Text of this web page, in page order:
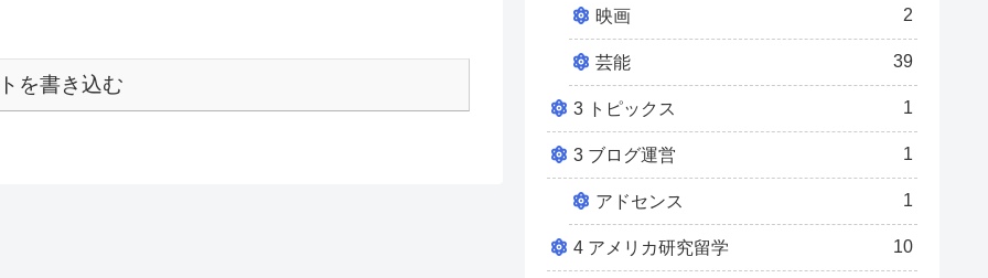
を書き込む
映画 2
芸能 39
3 トピックス 1
3 ブログ運営 1
アドセンス 1
4 アメリカ研究留学 10